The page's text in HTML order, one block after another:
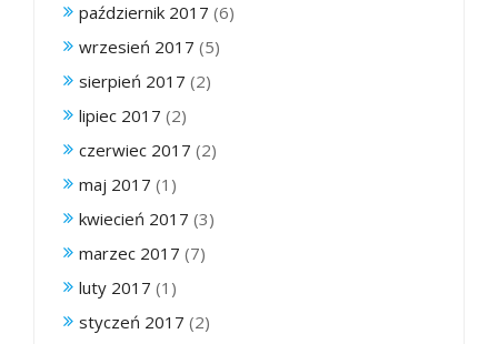
październik 2017 (6)
wrzesień 2017 (5)
sierpień 2017 (2)
lipiec 2017 (2)
czerwiec 2017 (2)
maj 2017 (1)
kwiecień 2017 (3)
marzec 2017 (7)
luty 2017 (1)
styczeń 2017 (2)